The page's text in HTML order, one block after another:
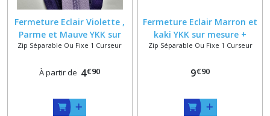
Fermeture Eclair Violette ,
Parme et Mauve YKK sur
mesure Classique ou
Zip Séparable Ou Fixe 1 Curseur
À partir de 4€90
Fermeture Eclair Marron et
kaki YKK sur mesure +
Curseur Massif Classique ou
Zip Séparable Ou Fixe 1 Curseur
9€90